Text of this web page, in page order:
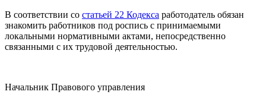
В соответствии со статьей 22 Кодекса работодатель обязан
знакомить работников под роспись с принимаемыми
локальными нормативными актами, непосредственно
связанными с их трудовой деятельностью.
Начальник Правового управления